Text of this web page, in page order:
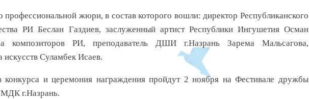
профессиональной жюри, в состав которого вошли: директор Республиканского
РИ Беслан Газдиев, заслуженный артист Республики Ингушетия Осман
композиторов РИ, преподаватель ДШИ г.Назрань Зарема Мальсагова,
искусств Суламбек Исаев.
конкурса и церемония награждения пройдут 2 ноября на Фестивале дружбы
МДК г.Назрань.